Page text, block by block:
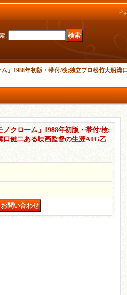
:
」1988年初版・帯付/検;独立プロ松竹大船溝口
ノクローム」1988年初版・帯付/検;
口健二ある映画監督の生涯ATG乙